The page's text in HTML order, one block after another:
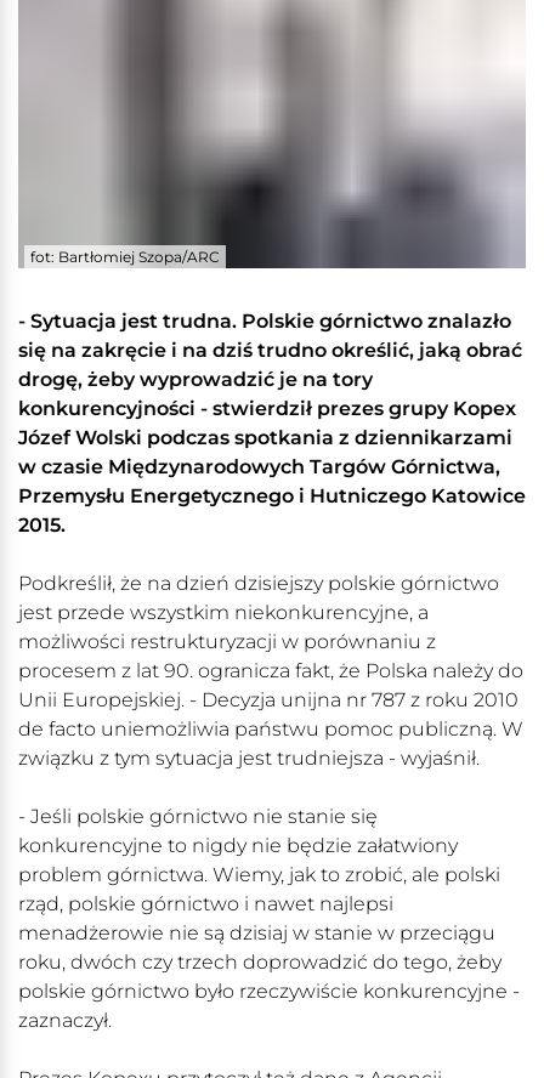
fot: Bartłomiej Szopa/ARC
- Sytuacja jest trudna. Polskie górnictwo znalazło
się na zakręcie i na dziś trudno określić, jaką obrać
drogę, żeby wyprowadzić je na tory
konkurencyjności - stwierdził prezes grupy Kopex
Józef Wolski podczas spotkania z dziennikarzami
w czasie Międzynarodowych Targów Górnictwa,
Przemysłu Energetycznego i Hutniczego Katowice
2015.
Podkreślił, że na dzień dzisiejszy polskie górnictwo
jest przede wszystkim niekonkurencyjne, a
możliwości restrukturyzacji w porównaniu z
procesem z lat 90. ogranicza fakt, że Polska należy do
Unii Europejskiej. - Decyzja unijna nr 787 z roku 2010
de facto uniemożliwia państwu pomoc publiczną. W
związku z tym sytuacja jest trudniejsza - wyjaśnił.
- Jeśli polskie górnictwo nie stanie się
konkurencyjne to nigdy nie będzie załatwiony
problem górnictwa. Wiemy, jak to zrobić, ale polski
rząd, polskie górnictwo i nawet najlepsi
menadżerowie nie są dzisiaj w stanie w przeciągu
roku, dwóch czy trzech doprowadzić do tego, żeby
polskie górnictwo było rzeczywiście konkurencyjne -
zaznaczył.